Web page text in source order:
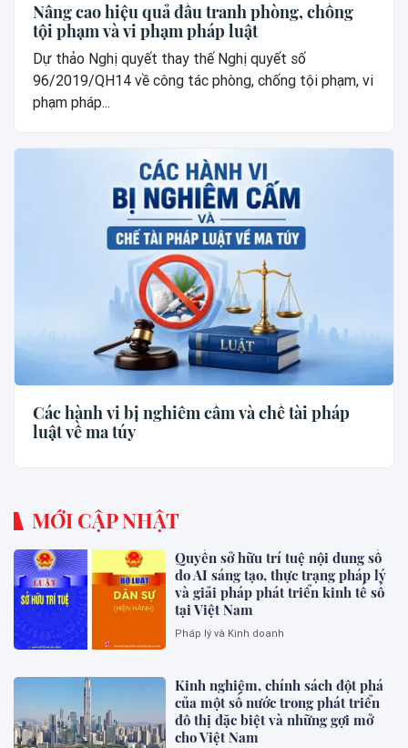
Nâng cao hiệu quả đấu tranh phòng, chống
tội phạm và vi phạm pháp luật
Dự thảo Nghị quyết thay thế Nghị quyết số
96/2019/QH14 về công tác phòng, chống tội phạm, vi
phạm pháp...
Các hành vi bị nghiêm cấm và chế tài pháp
luật về ma túy
MỚI CẬP NHẬT
Quyền sở hữu trí tuệ nội dung số
do AI sáng tạo, thực trạng pháp lý
và giải pháp phát triển kinh tế số
tại Việt Nam
Pháp lý và Kinh doanh
Kinh nghiệm, chính sách đột phá
của một số nước trong phát triển
đô thị đặc biệt và những gợi mở
cho Việt Nam